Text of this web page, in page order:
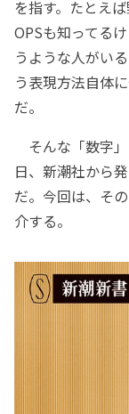
を指す。たとえ
OPSも知ってる
うような人がい
う表現方法自体
だ。
そんな「数字
日、新潮社から
だ。今回は、そ
介する。